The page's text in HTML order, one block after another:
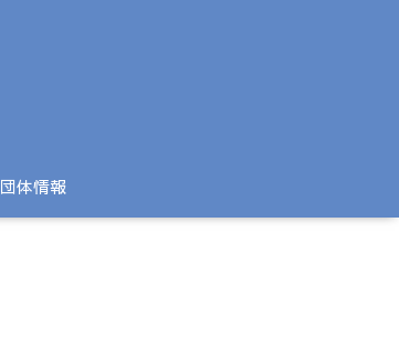
団体情報